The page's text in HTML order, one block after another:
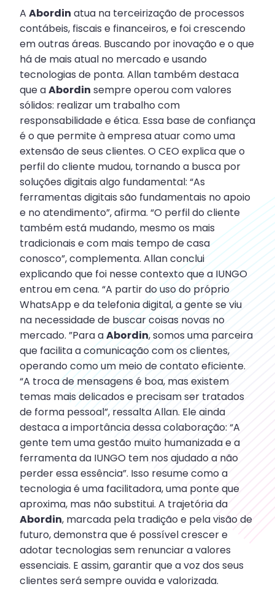
A Abordin atua na terceirização de processos
contábeis, fiscais e financeiros, e foi crescendo
em outras áreas. Buscando por inovação e o que
há de mais atual no mercado e usando
tecnologias de ponta. Allan também destaca
que aAbordin sempre operou com valores
sólidos: realizar um trabalho com
responsabilidade e ética. Essa base de confiança
é o que permite à empresa atuar como uma
extensão de seus clientes. O CEO explica que o
perfil do cliente mudou, tornando a busca por
soluções digitais algo fundamental: “As
ferramentas digitais são fundamentais no apoio
e no atendimento”, afirma. “O perfil do cliente
também está mudando, mesmo os mais
tradicionais e com mais tempo de casa
conosco”, complementa. Allan conclui
explicando que foi nesse contexto que a IUNGO
entrou em cena. “A partir do uso do próprio
WhatsApp e da telefonia digital, a gente se viu
na necessidade de buscar coisas novas no
mercado. ”Para aAbordin, somos uma parceira
que facilita a comunicação com os clientes,
operando como um meio de contato eficiente.
“A troca de mensagens é boa, mas existem
temas mais delicados e precisam ser tratados
de forma pessoal”, ressalta Allan. Ele ainda
destaca a importância dessa colaboração: “A
gente tem uma gestão muito humanizada e a
ferramenta da IUNGO tem nos ajudado a não
perder essa essência”. Isso resume como a
tecnologia é uma facilitadora, uma ponte que
aproxima, mas não substitui. A trajetória da
Abordin, marcada pela tradição e pela visão de
futuro, demonstra que é possível crescer e
adotar tecnologias sem renunciar a valores
essenciais. E assim, garantir que a voz dos seus
clientes será sempre ouvida e valorizada.